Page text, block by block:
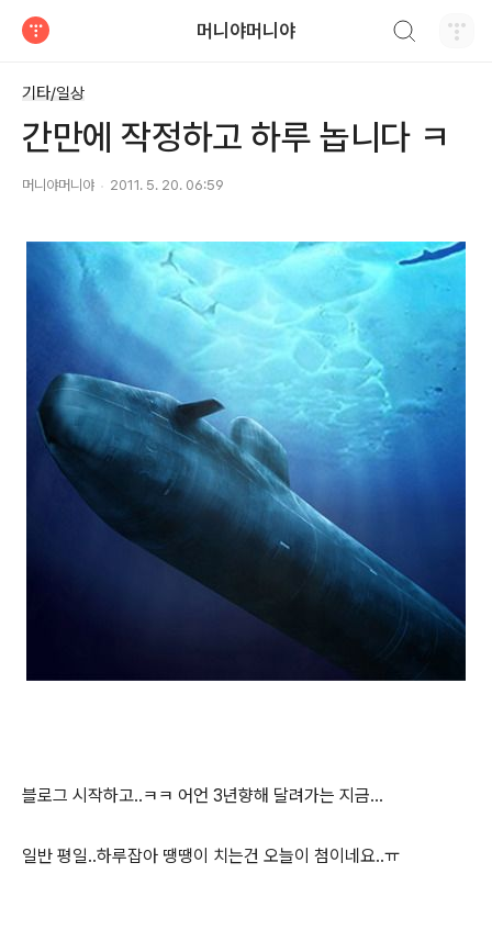
머니야머니야
기타/일상
간만에 작정하고 하루 놉니다 ㅋ
머니야머니야 2011. 5. 20. 06:59
블로그 시작하고..ㅋㅋ 어언 3년향해 달려가는 지금...
일반 평일..하루잡아 땡땡이 치는건 오늘이 첨이네요..ㅠ